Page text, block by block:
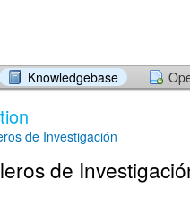
Knowledgebase
de Investigación
de